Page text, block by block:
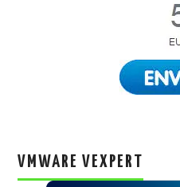
VMWARE VEXPERT